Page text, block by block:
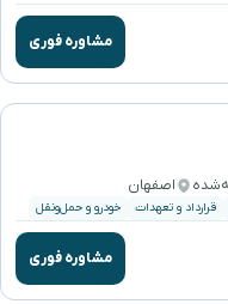
مشاوره فوری
اصفهان
قرارداد و تعهدات خودرو و حمل‌ونقل
مشاوره فوری